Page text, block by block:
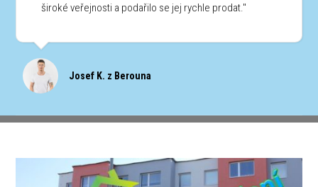
široké veřejnosti a podařilo se jej rychle prodat."
Josef K. z Berouna